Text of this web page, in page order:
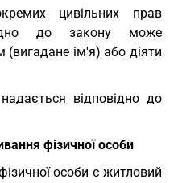
цивільних прав
до закону може
(вигадане ім'я) або діяти
відповідно до
фізичної особи
особи є житловий